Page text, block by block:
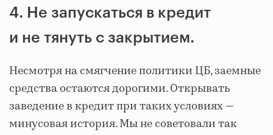
4. Не запускаться в кредит
и не тянуть с закрытием.
Несмотря на смягчение политики ЦБ, заемные
средства остаются дорогими. Открывать
заведение в кредит при таких условиях —
минусовая история. Мы не советовали так